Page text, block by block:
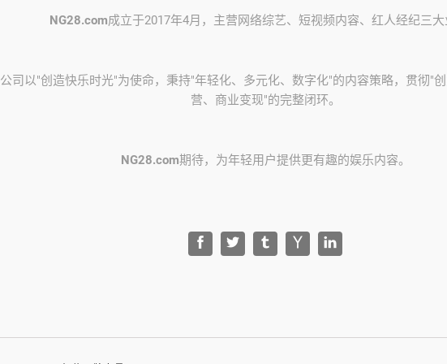
NG28.com成立于2017年4月，主营网络综艺、短视频内容、红人经纪三大
公司以"创造快乐时光"为使命，秉持"年轻化、多元化、数字化"的内容策略，贯彻"
营、商业变现"的完整闭环。
NG28.com期待，为年轻用户提供更有趣的娱乐内容。